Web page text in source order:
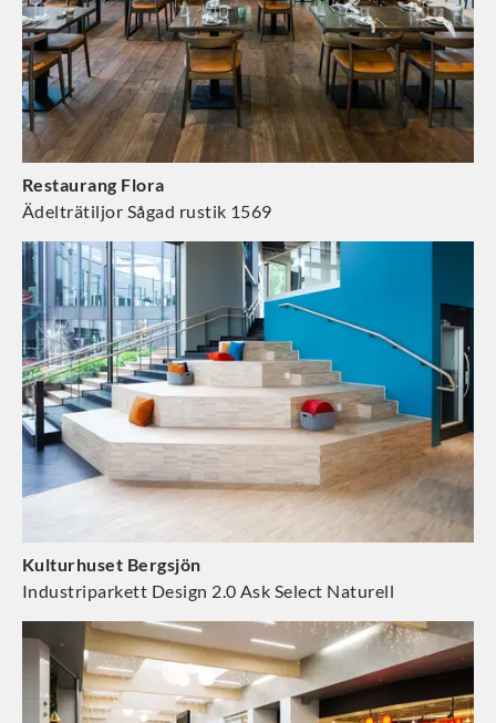
Restaurang Flora
Ädelträtiljor Sågad rustik 1569
Kulturhuset Bergsjön
Industriparkett Design 2.0 Ask Select Naturell